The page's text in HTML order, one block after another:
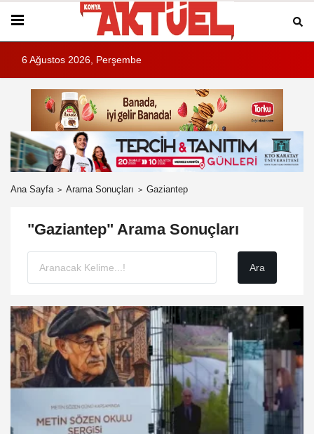
6 Ağustos 2026, Perşembe
Ana Sayfa Arama Sonuçları Gaziantep
"Gaziantep" Arama Sonuçları